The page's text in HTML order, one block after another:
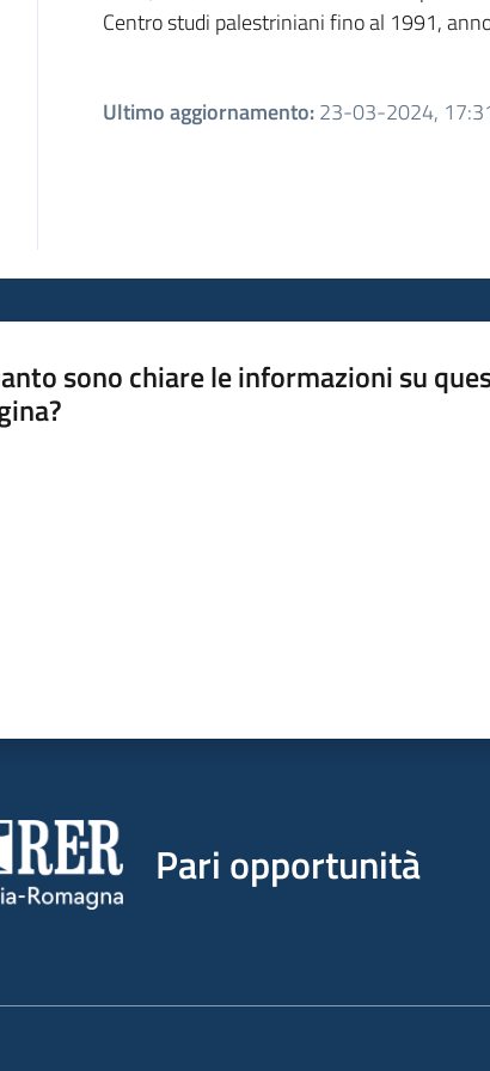
Centro studi palestriniani fino al 1991,
Ultimo aggiornamento:23-03-2024,
sono chiare le informazioni su
Pari opportunità